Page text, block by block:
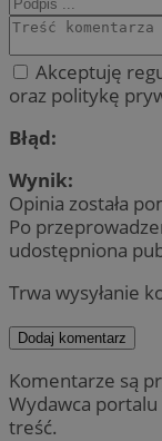
Akceptuję
oraz politykę
Błąd:
Wynik:
Opinia została
Po
udostępniona
Trwa wysyłanie
Dodaj komentarz
Komentarze są
Wydawca
treść.